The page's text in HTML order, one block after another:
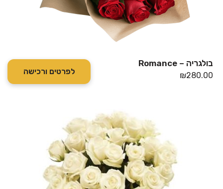
בולגריה – Romance
₪280.00 לפרטים ורכישה